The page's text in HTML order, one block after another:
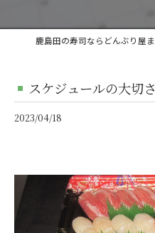
スケジュールの大切さ
2023/04/18